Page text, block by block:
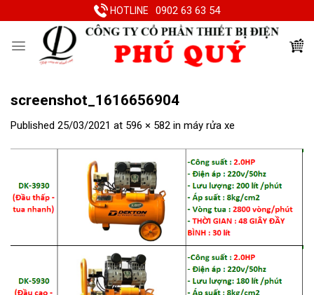
to
HOTLINE 0902 63 63 54
screenshot_1616656904
Published 25/03/2021 at 596 × 582 in máy rửa xe